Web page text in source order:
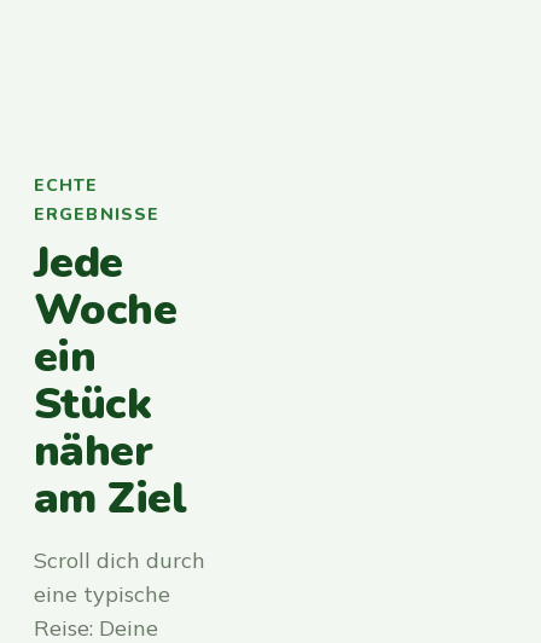
ECHTE
ERGEBNISSE
Jede
Woche
ein
Stück
näher
am Ziel
Scroll dich durch
eine typische
Reise: Deine